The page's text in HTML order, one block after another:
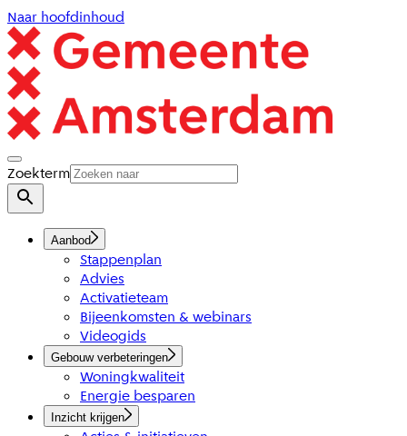
Naar hoofdinhoud
Zoekterm
Aanbod
Stappenplan
Advies
Activatieteam
Bijeenkomsten & webinars
Videogids
Gebouw verbeteringen
Woningkwaliteit
Energie besparen
Inzicht krijgen